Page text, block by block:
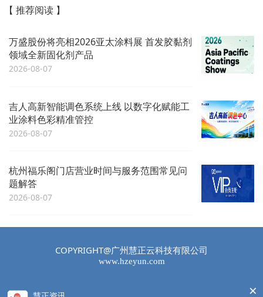
【 推荐阅读 】
万盛股份将亮相2026亚太涂料展 首发胶黏剂
领域全新固化剂产品
2026-08-07
吉人高新智能调色系统上线 以数字化赋能工
业涂料色彩精准管控
2026-08-07
杭州福乐阁门店营业时间与服务范围常见问
题解答
2026-08-07
COPYRIGHT@广州慧正云科技有限公司
www.hzeyun.com
×